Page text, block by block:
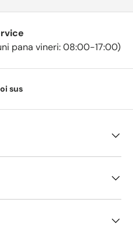
pana vineri: 08:00-17:00)
sus